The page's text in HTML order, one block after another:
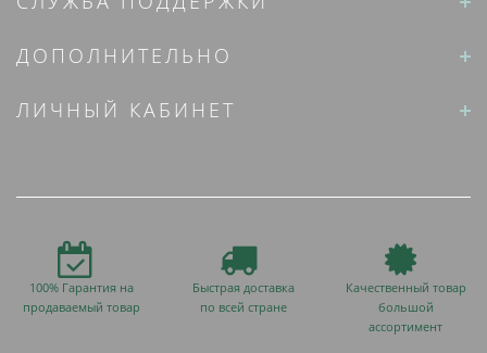
ДОПОЛНИТЕЛЬНО
ЛИЧНЫЙ КАБИНЕТ
100% Гарантия на
продаваемый товар
Быстрая доставка
по всей стране
Качественный товар
большой
ассортимент